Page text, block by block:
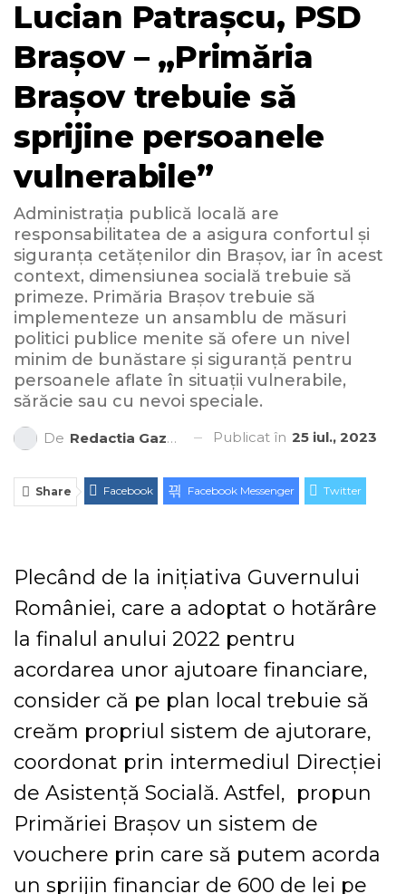
Lucian Patrașcu, PSD
Brașov – „Primăria
Brașov trebuie să
sprijine persoanele
vulnerabile”
Administrația publică locală are
responsabilitatea de a asigura confortul și
siguranța cetățenilor din Brașov, iar în acest
context, dimensiunea socială trebuie să
primeze. Primăria Brașov trebuie să
implementeze un ansamblu de măsuri
politici publice menite să ofere un nivel
minim de bunăstare și siguranță pentru
persoanele aflate în situații vulnerabile,
sărăcie sau cu nevoi speciale.
De Redactia Gazeta Brașovului Publicat în 25 iul., 2023
Share Facebook Facebook Messenger Twitter
Plecând de la inițiativa Guvernului
României, care a adoptat o hotărâre
la finalul anului 2022 pentru
acordarea unor ajutoare financiare,
consider că pe plan local trebuie să
creăm propriul sistem de ajutorare,
coordonat prin intermediul Direcției
de Asistență Socială. Astfel, propun
Primăriei Brașov un sistem de
vouchere prin care să putem acorda
un sprijin financiar de 600 de lei pe